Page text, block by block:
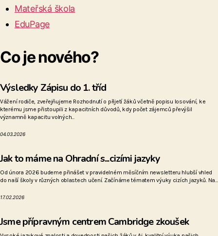
Mateřská škola
EduPage
Co je nového?
Výsledky Zápisu do 1. tříd
Vážení rodiče, zveřejňujeme Rozhodnutí o přijetí žáků včetně popisu losování, ke
kterému jsme přistoupili z kapacitních důvodů, kdy počet zájemců převýšil
významně kapacitu volných...
04.03.2026
Jak to máme na Ohradní s...cizími jazyky
Od února 2026 budeme přinášet v pravidelném měsíčním newsletteru hlubší vhled
do naší školy v různých oblastech učení. Začínáme tématem výuky cizích jazyků. Na...
17.02.2026
Jsme přípravným centrem Cambridge zkoušek